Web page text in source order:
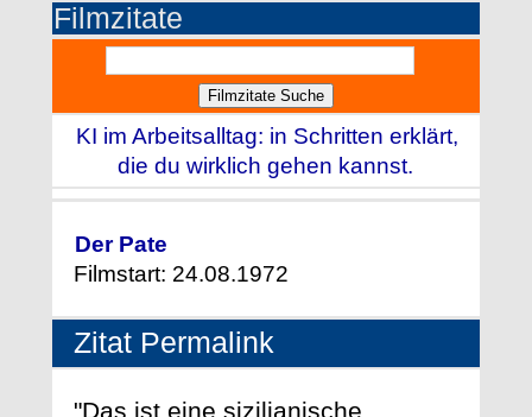
Filmzitate
KI im Arbeitsalltag: in Schritten erklärt,
die du wirklich gehen kannst.
Der Pate
Filmstart: 24.08.1972
Zitat Permalink
"Das ist eine sizilianische